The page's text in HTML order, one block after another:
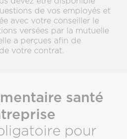
de vos employés et
avec votre conseiller le
versées par la mutuelle
a perçues afin de
votre contrat.
santé
pour